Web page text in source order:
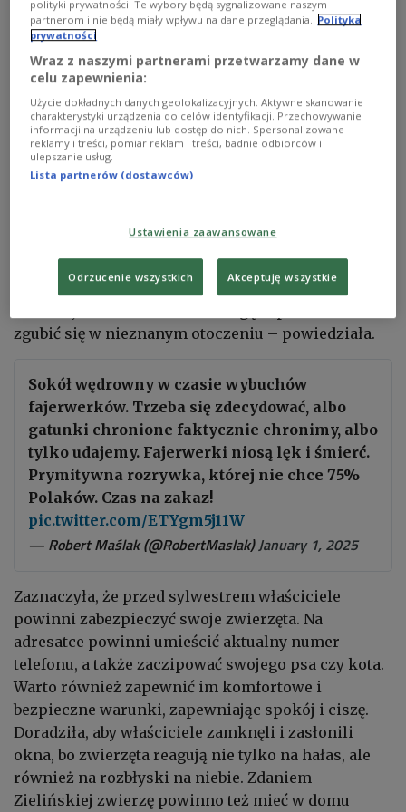
– Czegoś, co wyrządza tyle szkód zarówno
zwierzętom, jak i ludziom, moglibyśmy sobie
darować – dodała.
Podkreśliła, że huk fajerwerków jest przez
zwierzęta odbierany jako oznaka
niebezpieczeństwa.
niestety najczęściej spotykana konsekwencja
fajerwerków wśród zwierząt domowych. Mówimy
tu o psach, które są na spacerach, ale też o kotach,
zgubić się w nieznanym otoczeniu – powiedziała.
Sokół wędrowny w czasie wybuchów
fajerwerków. Trzeba się zdecydować, albo
gatunki chronione faktycznie chronimy, albo
tylko udajemy. Fajerwerki niosą lęk i śmierć.
Prymitywna rozrywka, której nie chce 75%
Polaków. Czas na zakaz!
pic.twitter.com/ETYgm5j11W
— Robert Maślak (@RobertMaslak)January 1, 2025
Zaznaczyła, że przed sylwestrem właściciele
powinni zabezpieczyć swoje zwierzęta. Na
adresatce powinni umieścić aktualny numer
telefonu, a także zaczipować swojego psa czy kota.
Warto również zapewnić im komfortowe i
bezpieczne warunki, zapewniając spokój i ciszę.
Doradziła, aby właściciele zamknęli i zasłonili
okna, bo zwierzęta reagują nie tylko na hałas, ale
również na rozbłyski na niebie. Zdaniem
Zielińskiej zwierzę powinno też mieć w domu
polityki prywatności. Te wybory będą sygnalizowane naszym
partnerom i nie będą miały wpływu na dane przeglądania. Polityka
prywatności
Wraz z naszymi partnerami przetwarzamy dane w
celu zapewnienia:
Użycie dokładnych danych geolokalizacyjnych. Aktywne skanowanie
charakterystyki urządzenia do celów identyfikacji. Przechowywanie
informacji na urządzeniu lub dostęp do nich. Spersonalizowane
reklamy i treści, pomiar reklam i treści, badnie odbiorców i
ulepszanie usług.
Lista partnerów (dostawców)
Ustawienia zaawansowane
Odrzucenie wszystkich Akceptuję wszystkie